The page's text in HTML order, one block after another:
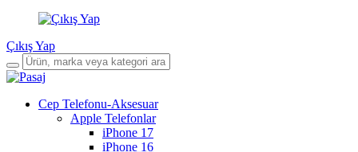
Çıkış Yap
Cep Telefonu-Aksesuar
Apple Telefonlar
iPhone 17
iPhone 16